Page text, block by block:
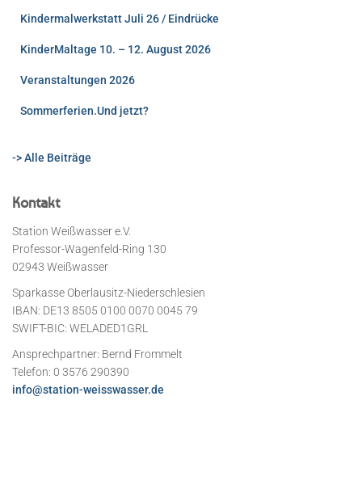
Kindermalwerkstatt Juli 26 / Eindrücke
KinderMaltage 10. – 12. August 2026
Veranstaltungen 2026
Sommerferien.Und jetzt?
-> Alle Beiträge
Kontakt
Station Weißwasser e.V.
Professor-Wagenfeld-Ring 130
02943 Weißwasser
Sparkasse Oberlausitz-Niederschlesien
IBAN: DE13 8505 0100 0070 0045 79
SWIFT-BIC: WELADED1GRL
Ansprechpartner: Bernd Frommelt
Telefon: 0 3576 290390
info@station-weisswasser.de